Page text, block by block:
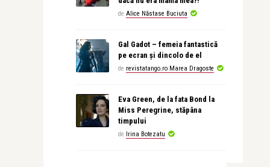
de Alice Năstase Buciuta
Gal Gadot – femeia fantastică
pe ecran și dincolo de el
de revistatango.ro Marea Dragoste
Eva Green, de la fata Bond la
Miss Peregrine, stăpâna
timpului
de Irina Botezatu